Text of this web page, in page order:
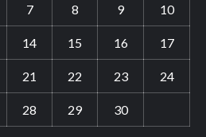
7 8 9 10
14 15 16 17
21 22 23 24
28 29 30